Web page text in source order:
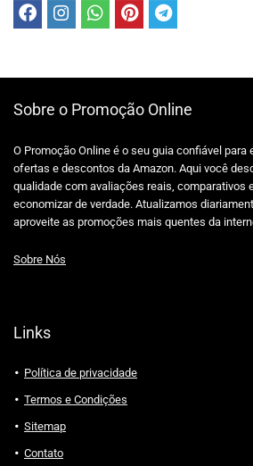
Sobre o Promoção Online
O Promoção Online é o seu guia confiável para
ofertas e descontos da Amazon. Aqui você
qualidade com avaliações reais, comparativos
economizar de verdade. Atualizamos
aproveite as promoções mais quentes da
Sobre Nós
Links
Política de privacidade
Termos e Condições
Sitemap
Contato